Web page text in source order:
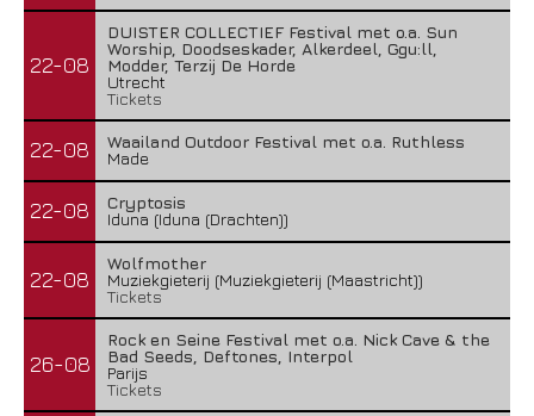
22-08
DUISTER COLLECTIEF Festival met o.a. Sun
Worship, Doodseskader, Alkerdeel, Ggu:ll,
Modder, Terzij De Horde
Utrecht
Tickets
22-08
Waailand Outdoor Festival met o.a. Ruthless
Made
22-08
Cryptosis
Iduna (Iduna (Drachten))
22-08
Wolfmother
Muziekgieterij (Muziekgieterij (Maastricht))
Tickets
26-08
Rock en Seine Festival met o.a. Nick Cave & the
Bad Seeds, Deftones, Interpol
Parijs
Tickets